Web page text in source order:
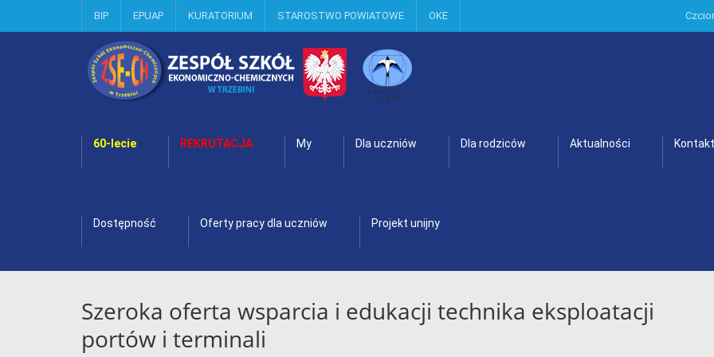
BIP EPUAP KURATORIUM STAROSTWO POWIATOWE OKE
60-lecie REKRUTACJA My Dla uczniów Dla rodziców Aktualności Kontakt
Dostępność Oferty pracy dla uczniów Projekt unijny
Szeroka oferta wsparcia i edukacji technika eksploatacji
portów i terminali